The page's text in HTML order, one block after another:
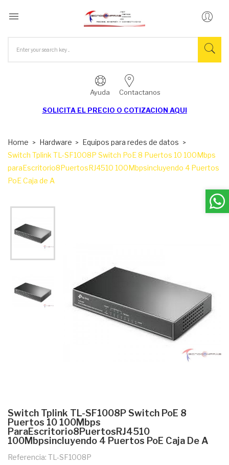

Ayuda Contactanos
SOLICITA EL PRECIO O COTIZACION AQUI
Home Hardware
Equipos para redes de datos
Switch Tplink TL-SF1008P Switch PoE 8 Puertos 10 100Mbps
paraEscritorio8PuertosRJ4510 100Mbpsincluyendo 4 Puertos
PoE Caja de A
Switch Tplink TL-SF1008P Switch PoE 8
Puertos 10 100Mbps
ParaEscritorio8PuertosRJ4510
100Mbpsincluyendo 4 Puertos PoE Caja De A
Referencia: TL-SF1008P